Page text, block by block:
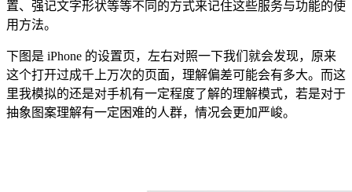
置、强记文字形状等等不同的方式来记住这些服务与功能的使
用方法。
下图是 iPhone 的设置页，左右对照一下我们就会发现，原来
这个打开过成千上万次的页面，理解偏差可能会有多大。而这
里我模拟的还是对手机有一定程度了解的理解模式，若是对于
抽象图案理解有一定困难的人群，情况会更加严峻。